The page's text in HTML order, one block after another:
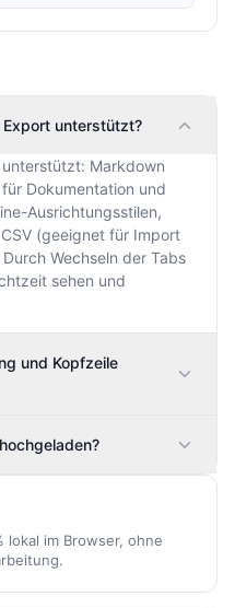
Export unterstützt?
Markdown
Dokumentation und
Ausrichtungsstilen,
(geeignet für Import
Wechseln der Tabs
sehen und
und Kopfzeile
lokal im Browser, ohne